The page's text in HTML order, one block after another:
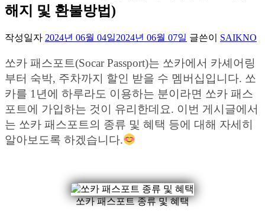
해지 및 환불방법)
작성일자 2024년 06월 04일2024년 06월 07일 글쓴이 SAIKNO
쏘카 패스포트(Socar Passport)는 쏘카에서 카셰어링
부터 숙박, 주차까지 할인 받을 수 멤버십입니다. 쏘
카를 1년에 하루라도 이용하는 분이라면 쏘카 패스
포트에 가입하는 것이 유리한데요. 이번 게시글에서
는 쏘카 패스포트의 종류 및 혜택 등에 대해 자세히
알아보도록 하겠습니다.
쏘카 패스포트 종류 및 혜택